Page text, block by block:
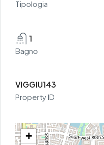
Tipologia
1
Bagno
VIGGIU143
Property ID
+